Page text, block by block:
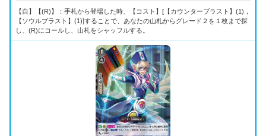
【自】【(R)】：手札から登場した時、【コスト】[【カウンターブラスト】(1)，
【ソウルブラスト】(1)]することで、あなたの山札からグレード２を１枚まで探
し、(R)にコールし、山札をシャッフルする。